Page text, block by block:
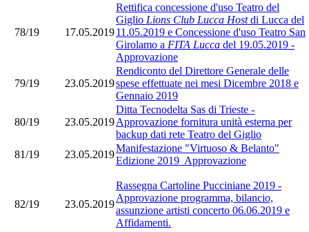
78/19 17.05.2019
Rettifica concessione d'uso Teatro del
Giglio Lions Club Lucca Hostdi Lucca del
11.05.2019 e Concessione d'uso Teatro San
Girolamo a FITA Lucca del 19.05.2019 -
Approvazione
79/19 23.05.2019
Rendiconto del Direttore Generale delle
spese effettuate nei mesi Dicembre 2018 e
Gennaio 2019
80/19 23.05.2019
Ditta Tecnodelta Sas di Trieste -
Approvazione fornitura unità esterna per
backup dati rete Teatro del Giglio
81/19
23.05.2019
Manifestazione "Virtuoso & Belanto"
Edizione 2019 Approvazione
82/19 23.05.2019
Rassegna Cartoline Pucciniane 2019 -
Approvazione programma, bilancio,
assunzione artisti concerto 06.06.2019 e
Affidamenti.